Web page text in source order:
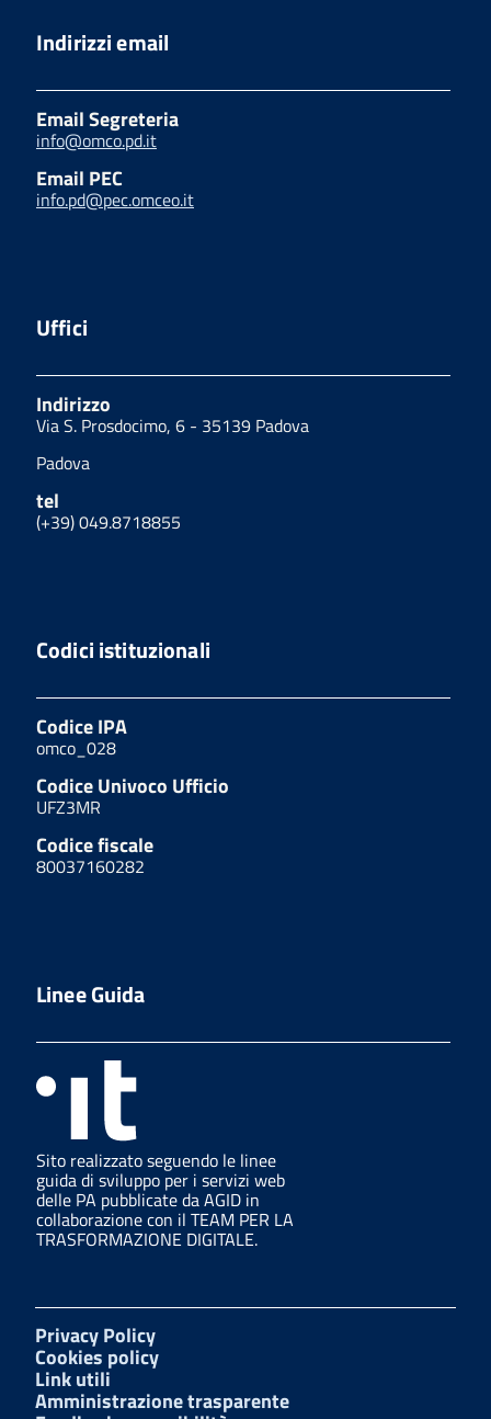
Indirizzi email
Email Segreteria
info@omco.pd.it
Email PEC
info.pd@pec.omceo.it
Uffici
Indirizzo
Via S. Prosdocimo, 6 - 35139 Padova
Padova
tel
(+39) 049.8718855
Codici istituzionali
Codice IPA
omco_028
Codice Univoco Ufficio
UFZ3MR
Codice fiscale
80037160282
Linee Guida
Sito realizzato seguendo le linee
guida di sviluppo per i servizi web
delle PA pubblicate da AGID in
collaborazione con il TEAM PER LA
TRASFORMAZIONE DIGITALE.
Privacy Policy
Cookies policy
Link utili
Amministrazione trasparente